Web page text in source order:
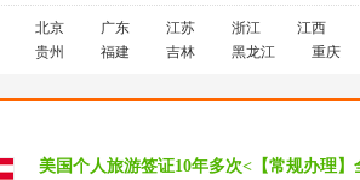
北京 广东 江苏 浙江
江西
贵州 福建 吉林 黑龙江 重庆
美国个人旅游签证10年多次<【常规办理